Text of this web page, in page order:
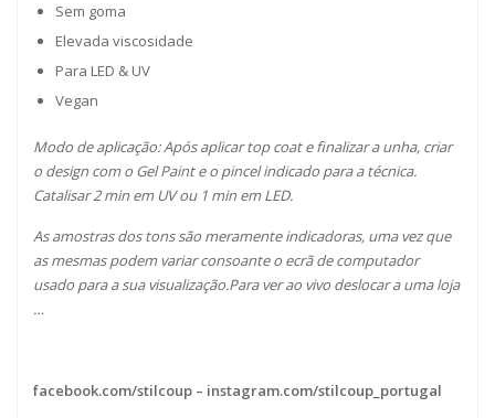
Sem goma
Elevada viscosidade
Para LED & UV
Vegan
Modo de aplicação: Após aplicar top coat e finalizar a unha, criar
o design com o Gel Paint e o pincel indicado para a técnica.
Catalisar 2 min em UV ou 1 min em LED.
As amostras dos tons são meramente indicadoras, uma vez que
as mesmas podem variar consoante o ecrã de computador
usado para a sua visualização.Para ver ao vivo deslocar a uma loja
…
facebook.com/stilcoup – instagram.com/stilcoup_portugal